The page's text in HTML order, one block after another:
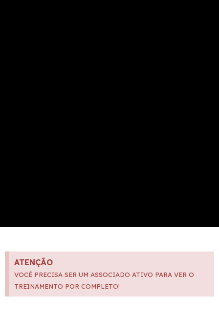
ATENÇÃO
VOCÊ PRECISA SER UM ASSOCIADO ATIVO PARA VER O
TREINAMENTO POR COMPLETO!